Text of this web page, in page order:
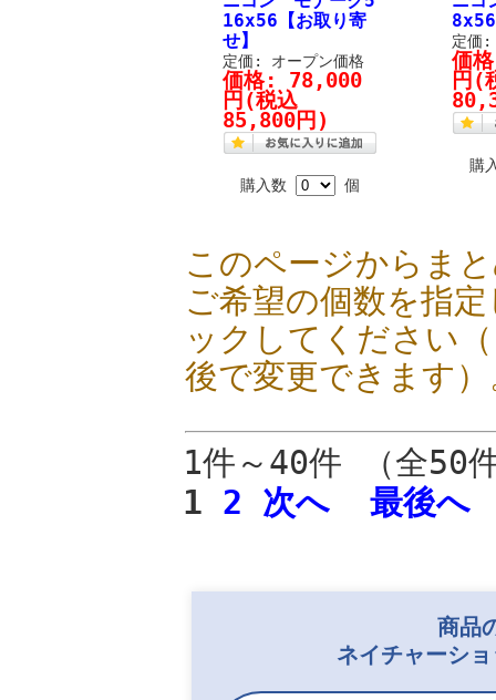
16x56【お取り寄
せ】
定価: オープン価格
価格: 78,000
円 (税込
85,800円)
購入数 個
8x56
定価:
価
円 (
購
このページからま
ご希望の個数を指
ックしてください
後で変更できます
1件～40件 （全
1 2 次へ 最後へ
商品
ネイチャーシ